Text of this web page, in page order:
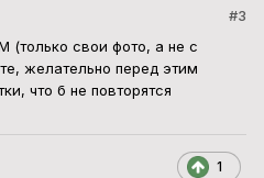
#3
(только свои фото, а не с
желательно перед этим
что б не повторятся
1